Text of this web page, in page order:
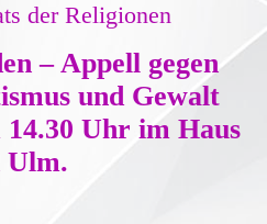
der Religionen
– Appell gegen
und Gewalt
14.30 Uhr im Haus
Ulm.